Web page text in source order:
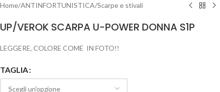
Home/ANTINFORTUNISTICA/Scarpe e stivali
UP/VEROK SCARPA U-POWER DONNA S1P
LEGGERE, COLORE COME IN FOTO!!
TAGLIA